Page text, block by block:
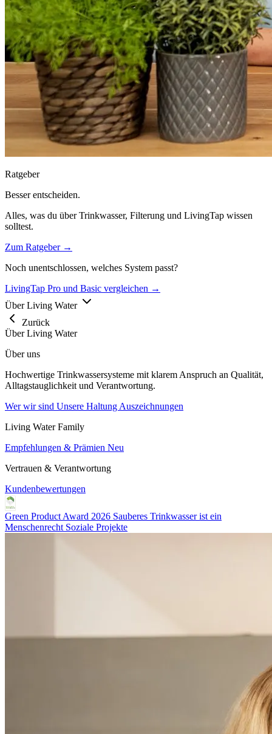
Ratgeber
Besser entscheiden.
Alles, was du über Trinkwasser, Filterung und LivingTap wissen
solltest.
Zum Ratgeber →
Noch unentschlossen, welches System passt?
LivingTap Pro und Basic vergleichen →
Über Living Water
Zurück
Über Living Water
Über uns
Hochwertige Trinkwassersysteme mit klarem Anspruch an Qualität,
Alltagstauglichkeit und Verantwortung.
Wer wir sind Unsere Haltung Auszeichnungen
Living Water Family
Empfehlungen & Prämien Neu
Vertrauen & Verantwortung
Kundenbewertungen
Green Product Award 2026 Sauberes Trinkwasser ist ein
Menschenrecht Soziale Projekte